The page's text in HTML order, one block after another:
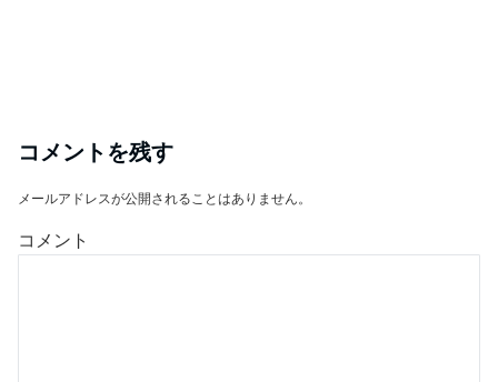
コメントを残す
メールアドレスが公開されることはありません。
コメント